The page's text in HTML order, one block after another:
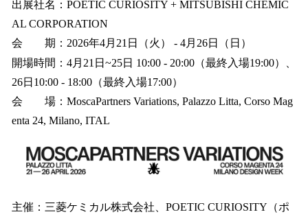
出展社名：POETIC CURIOSITY + MITSUBISHI CHEMIC
AL CORPORATION
会 期：2026年4月21日（火） - 4月26日（日）
開場時間：4月21日~25日 10:00 - 20:00（最終入場19:00）、
26日10:00 - 18:00（最終入場17:00）
会 場：MoscaPartners Variations, Palazzo Litta, Corso Mag
enta 24, Milano, ITAL
主催：三菱ケミカル株式会社、POETIC CURIOSITY（ポ